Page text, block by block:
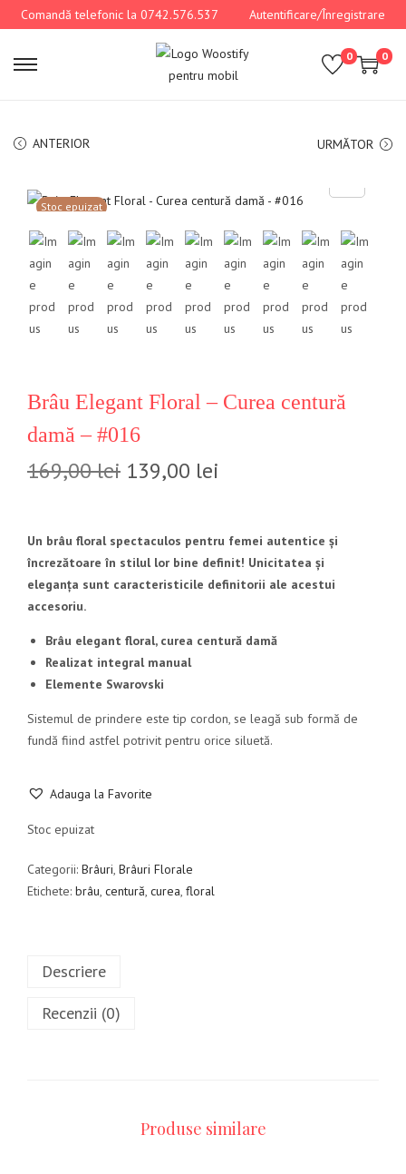
Comandă telefonic la 0742.576.537 Autentificare/Înregistrare
0 0
ANTERIOR URMĂTOR
Stoc epuizat
Brâu Elegant Floral – Curea centură
damă – #016
169,00lei 139,00 lei
Un brâu floral spectaculos pentru femei autentice și
încrezătoare în stilul lor bine definit! Unicitatea și
eleganța sunt caracteristicile definitorii ale acestui
accesoriu.
Brâu elegant floral, curea centură damă
Realizat integral manual
Elemente Swarovski
Sistemul de prindere este tip cordon, se leagă sub formă de
fundă fiind astfel potrivit pentru orice siluetă.
Adauga la Favorite
Stoc epuizat
Categorii: Brâuri Brâuri Florale
Etichete: brâu centură curea floral
Descriere
Recenzii (0)
Produse similare